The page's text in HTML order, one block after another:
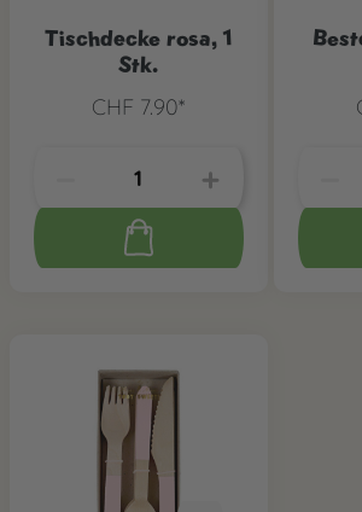
Tischdecke rosa, 1
Stk.
CHF 7.90*